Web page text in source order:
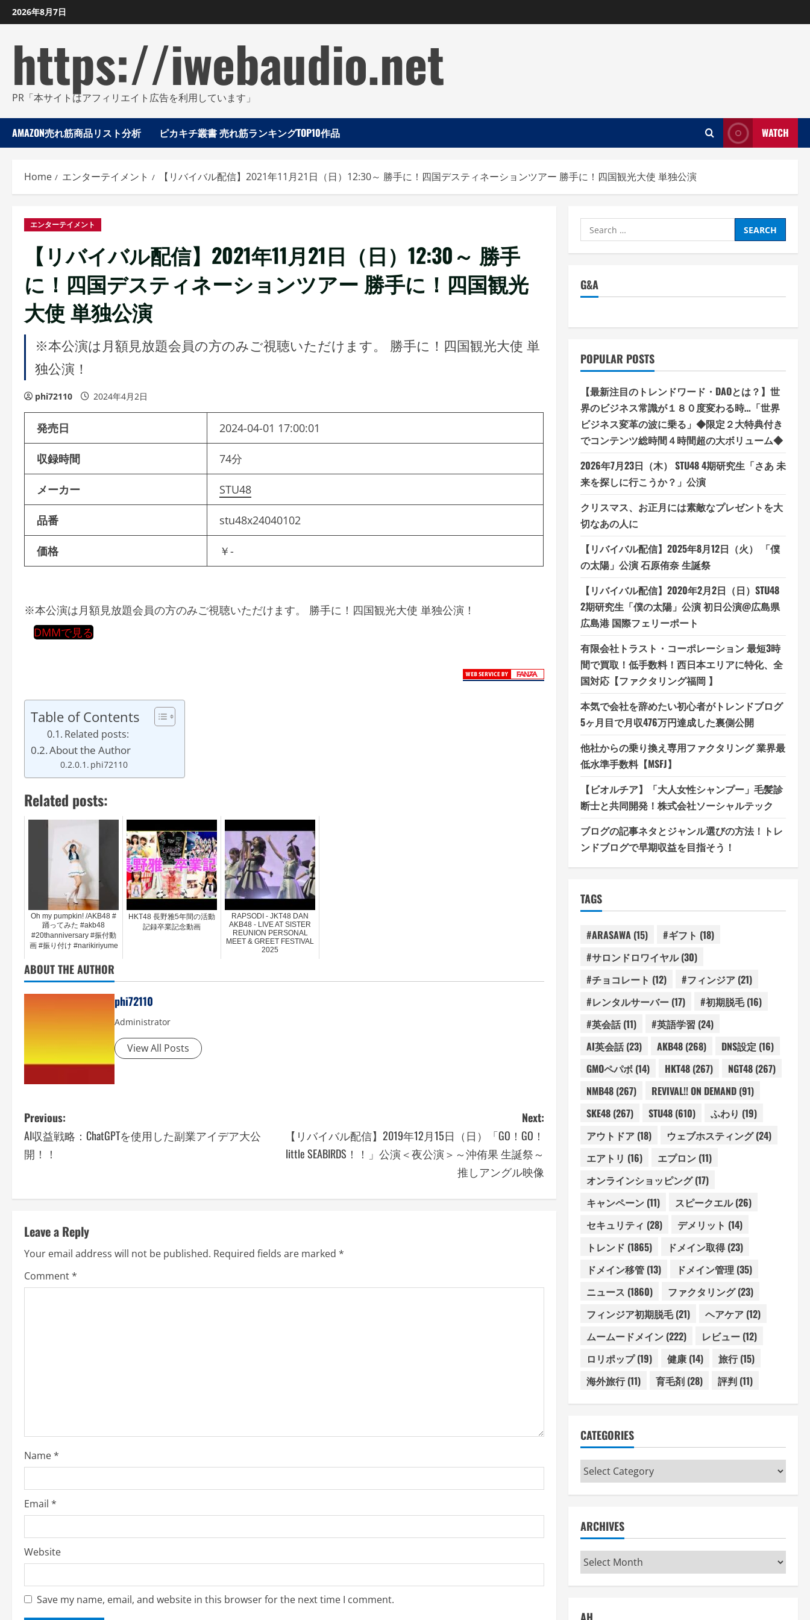
Skip
to
2026年8月7日
https://iwebaudio.net
PR「本サイトはアフィリエイト広告を利用しています」
AMAZON売れ筋商品リスト分析 ピカキチ叢書 売れ筋ランキングTOP10作品 WATCH
Home エンターテイメント 【リバイバル配信】2021年11月21日（日）12:30～ 勝手に！四国デスティネーションツアー 勝手に！四国観光大使 単独公演
エンターテイメント
【リバイバル配信】2021年11月21日（日）12:30～ 勝手
に！四国デスティネーションツアー 勝手に！四国観光
大使 単独公演
※本公演は月額見放題会員の方のみご視聴いただけます。 勝手に！四国観光大使 単
独公演！
phi72110 2024年4月2日
発売日 2024-04-01 17:00:01
収録時間 74分
メーカー STU48
品番 stu48x24040102
価格 ￥-
※本公演は月額見放題会員の方のみご視聴いただけます。 勝手に！四国観光大使 単独公演！
DMMで見る
Table of Contents
Related posts:
About the Author
phi72110
Related posts:
Oh my pumpkin! /AKB48 #
踊ってみた #akb48
#20thanniversary #振付動
画 #振り付け #narikiriyume
HKT48 長野雅5年間の活動
記録卒業記念動画
RAPSODI - JKT48 DAN
AKB48 - LIVE AT SISTER
REUNION PERSONAL
MEET & GREET FESTIVAL
2025
ABOUT THE AUTHOR
phi72110
Administrator
View All Posts
P
o
t
n
a
v
i
n
Previous:
AI収益戦略：ChatGPTを使用した副業アイデア大公
開！！
Next:
【リバイバル配信】2019年12月15日（日）「GO！GO！
little SEABIRDS！！」公演＜夜公演＞～沖侑果 生誕祭～
推しアングル映像
Leave a Reply
Your email address will not be published. Required fields are marked *
Comment*
Name*
Email *
Website
Save my name, email, and website in this browser for the next time I comment.
Search
for:
G&A
POPULAR POSTS
【最新注目のトレンドワード・DAOとは？】世
界のビジネス常識が１８０度変わる時…「世界
ビジネス変革の波に乗る」◆限定２大特典付き
でコンテンツ総時間４時間超の大ボリューム◆
2026年7月23日（木） STU48 4期研究生「さあ 未
来を探しに行こうか？」公演
クリスマス、お正月には素敵なプレゼントを大
切なあの人に
【リバイバル配信】2025年8月12日（火） 「僕
の太陽」公演 石原侑奈 生誕祭
【リバイバル配信】2020年2月2日（日）STU48
2期研究生「僕の太陽」公演 初日公演@広島県
広島港 国際フェリーポート
有限会社トラスト・コーポレーション 最短3時
間で買取！低手数料！西日本エリアに特化、全
国対応【ファクタリング福岡 】
本気で会社を辞めたい初心者がトレンドブログ
5ヶ月目で月収476万円達成した裏側公開
他社からの乗り換え専用ファクタリング 業界最
低水準手数料【MSFJ】
【ビオルチア】「大人女性シャンプー」毛髪診
断士と共同開発！株式会社ソーシャルテック
ブログの記事ネタとジャンル選びの方法！トレ
ンドブログで早期収益を目指そう！
TAGS
#ARASAWA(15) #ギフト (18)
#サロンドロワイヤル(30)
#チョコレート (12) #フィンジア(21)
#レンタルサーバー(17) #初期脱毛(16)
#英会話(11) #英語学習 (24)
AI英会話(23) AKB48(268) DNS設定 (16)
GMOペパボ(14) HKT48(267) NGT48(267)
NMB48(267) REVIVAL!! ON DEMAND(91)
SKE48(267) STU48(610) ふわり (19)
アウトドア(18) ウェブホスティング(24)
エアトリ (16) エプロン(11)
オンラインショッピング(17)
キャンペーン(11) スピークエル(26)
セキュリティ (28) デメリット (14)
トレンド (1865) ドメイン取得(23)
ドメイン移管(13) ドメイン管理 (35)
ニュース (1860) ファクタリング(23)
フィンジア初期脱毛(21) ヘアケア(12)
ムームードメイン(222) レビュー(12)
ロリポップ(19) 健康(14) 旅行(15)
海外旅行(11) 育毛剤(28) 評判(11)
CATEGORIES
Categories
ARCHIVES
Archives